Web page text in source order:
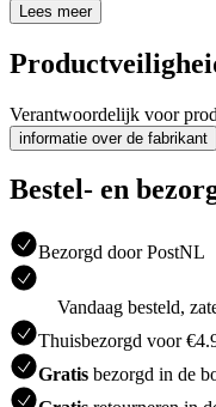
Lees meer
Verantwoordelijk voor
informatie over de fabrikant
Bestel- en
Bezorgd door PostNL
Vandaag besteld,
Thuisbezorgd voor
Gratis bezorgd in de